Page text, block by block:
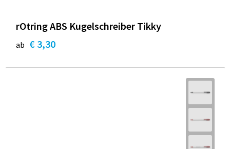
rOtring ABS Kugelschreiber Tikky
ab € 3,30